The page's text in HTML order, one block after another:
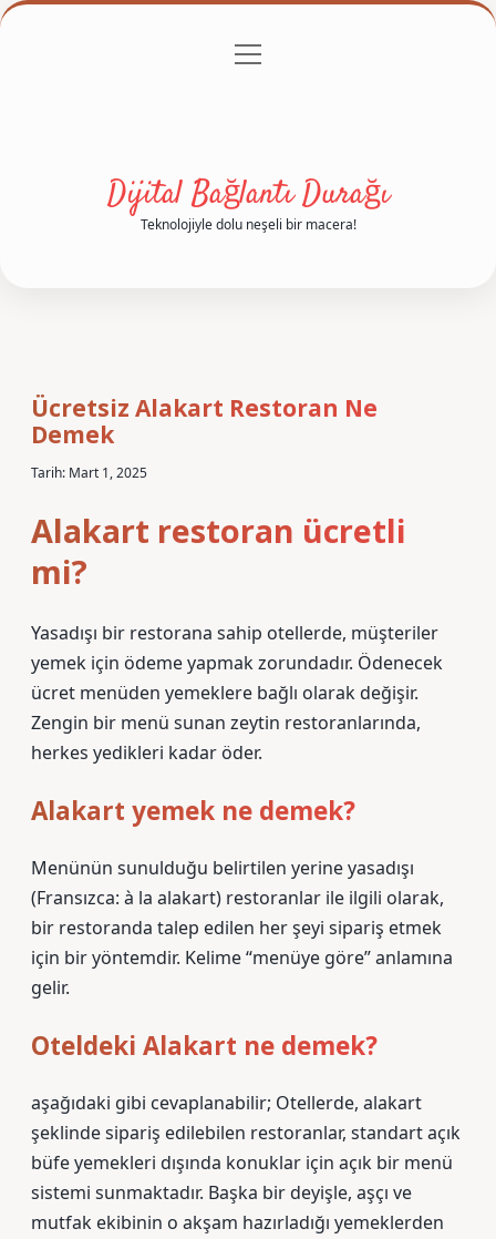
Gizlilik Politikası
menüyü
Dijital Bağlantı Durağı
Teknolojiyle dolu neşeli bir macera!
Ücretsiz Alakart Restoran Ne
Demek
Tarih: Mart 1, 2025
Alakart restoran ücretli
mi?
Yasadışı bir restorana sahip otellerde, müşteriler
yemek için ödeme yapmak zorundadır. Ödenecek
ücret menüden yemeklere bağlı olarak değişir.
Zengin bir menü sunan zeytin restoranlarında,
herkes yedikleri kadar öder.
Alakart yemek ne demek?
Menünün sunulduğu belirtilen yerine yasadışı
(Fransızca: à la alakart) restoranlar ile ilgili olarak,
bir restoranda talep edilen her şeyi sipariş etmek
için bir yöntemdir. Kelime “menüye göre” anlamına
gelir.
Oteldeki Alakart ne demek?
aşağıdaki gibi cevaplanabilir; Otellerde, alakart
şeklinde sipariş edilebilen restoranlar, standart açık
büfe yemekleri dışında konuklar için açık bir menü
sistemi sunmaktadır. Başka bir deyişle, aşçı ve
mutfak ekibinin o akşam hazırladığı yemeklerden